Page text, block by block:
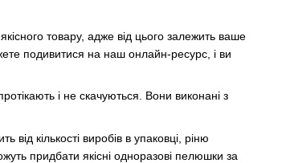
товару, адже від цього залежить ваше
подивитися на наш онлайн-ресурс, і ви
і не скачуються. Вони виконані з
кількості виробів в упаковці, ріню
придбати якісні одноразові пелюшки за